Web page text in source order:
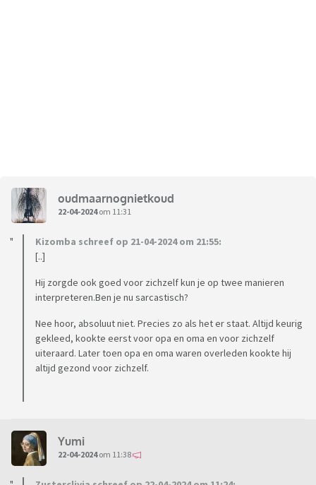
oudmaarnognietkoud
22-04-2024om 11:31
Kizomba schreef op 21-04-2024 om 21:55:
[..]
Hij zorgde ook goed voor zichzelf kun je op twee manieren
interpreteren.Ben je nu sarcastisch?
Nee hoor, absoluut niet. Precies zo als het er staat. Altijd keurig
gekleed, kookte eerst voor opa en oma en voor zichzelf
uiteraard. Later toen opa en oma waren overleden kookte hij
altijd gezond voor zichzelf.
Yumi
22-04-2024om 11:38